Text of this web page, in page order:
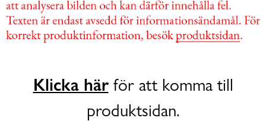
Klicka härför att komma till
produktsidan.